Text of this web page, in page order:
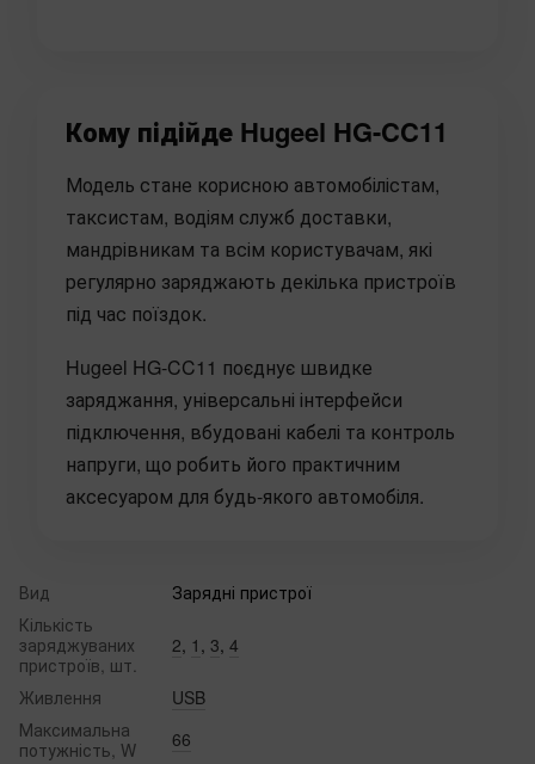
Кому підійде Hugeel HG-CC11
Модель стане корисною автомобілістам,
таксистам, водіям служб доставки,
мандрівникам та всім користувачам, які
регулярно заряджають декілька пристроїв
під час поїздок.
Hugeel HG-CC11 поєднує швидке
заряджання, універсальні інтерфейси
підключення, вбудовані кабелі та контроль
напруги, що робить його практичним
аксесуаром для будь-якого автомобіля.
Вид
Зарядні пристрої
Кількість
заряджуваних
пристроїв, шт.
2, 1 , 3, 4
Живлення
USB
Максимальна
потужність, W
66